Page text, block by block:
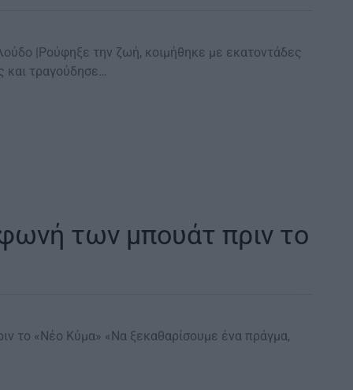
|Ρούφηξε την ζωή, κοιμήθηκε με εκατοντάδες
και τραγούδησε…
των μπουάτ πριν το
το «Νέο Κύμα» «Να ξεκαθαρίσουμε ένα πράγμα,